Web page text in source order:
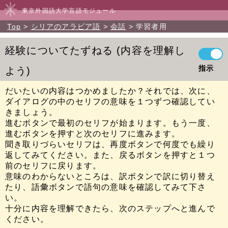
東京外国語大学言語モジュール
Top シリアのアラビア語 会話 学習者用
経験についてたずねる
内容を理解し
よう
指示
だいたいの内容はつかめましたか？それでは、次に、
ダイアログの中のセリフの意味を１つずつ確認してい
きましょう。
進むボタンで最初のセリフが始まります。もう一度、
進むボタンを押すと次のセリフに進みます。
聞き取りづらいセリフは、再度ボタンで何度でも繰り
返してみてください。また、戻るボタンを押すと１つ
前のセリフに戻ります。
意味のわからないところは、訳ボタンで訳に切り替え
たり、語彙ボタンで語句の意味を確認してみて下さ
い。
十分に内容を理解できたら、次のステップへと進んで
ください。